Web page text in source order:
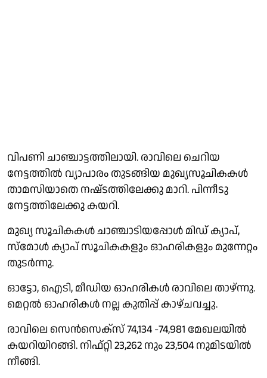
വിപണി ചാഞ്ചാട്ടത്തിലായി. രാവിലെ ചെറിയ
നേട്ടത്തിൽ വ്യാപാരം തുടങ്ങിയ മുഖ്യസൂചികകൾ
താമസിയാതെ നഷ്‌ടത്തിലേക്കു മാറി. പിന്നീടു
നേട്ടത്തിലേക്കു കയറി.
മുഖ്യ സൂചികകൾ ചാഞ്ചാടിയപ്പോൾ മിഡ് ക്യാപ്,
സ്മോൾ ക്യാപ് സൂചികകളും ഓഹരികളും മുന്നേറ്റം
തുടർന്നു.
ഓട്ടോ, ഐടി, മീഡിയ ഓഹരികൾ രാവിലെ താഴ്ന്നു.
മെറ്റൽ ഓഹരികൾ നല്ല കുതിപ്പ് കാഴ്ചവച്ചു.
രാവിലെ സെൻസെക്സ് 74,134 -74,981 മേഖലയിൽ
കയറിയിറങ്ങി. നിഫ്റ്റി 23,262 നും 23,504 നുമിടയിൽ
നീങ്ങി.